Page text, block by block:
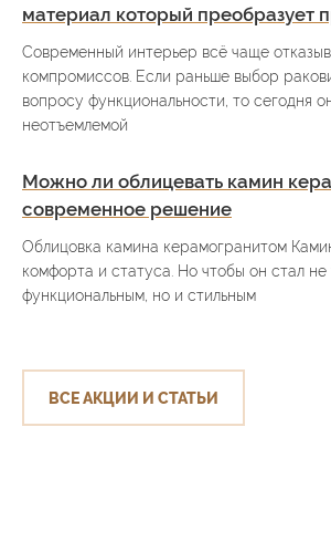
материал который преобразует
Современный интерьер всё чаще
компромиссов. Если раньше выбор
вопросу функциональности, то сегодня
неотъемлемой
Можно ли облицевать камин
современное решение
Облицовка камина керамогранитом
комфорта и статуса. Но чтобы он стал не
функциональным, но и стильным
ВСЕ АКЦИИ И СТАТЬИ